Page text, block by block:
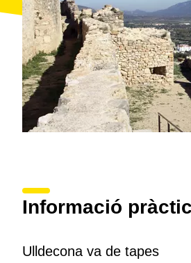
Informació
Ulldecona va de tapes